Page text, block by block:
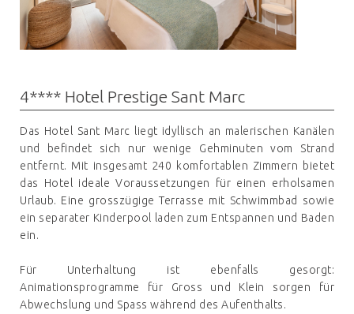
4**** Hotel Prestige Sant Marc
Das Hotel Sant Marc liegt idyllisch an malerischen Kanälen
und befindet sich nur wenige Gehminuten vom Strand
entfernt. Mit insgesamt 240 komfortablen Zimmern bietet
das Hotel ideale Voraussetzungen für einen erholsamen
Urlaub. Eine grosszügige Terrasse mit Schwimmbad sowie
ein separater Kinderpool laden zum Entspannen und Baden
ein.
Für Unterhaltung ist ebenfalls gesorgt:
Animationsprogramme für Gross und Klein sorgen für
Abwechslung und Spass während des Aufenthalts.